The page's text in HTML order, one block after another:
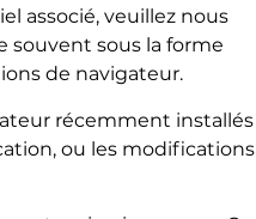
associé, veuillez nous
souvent sous la forme
de navigateur.
récemment installés
ou les modifications